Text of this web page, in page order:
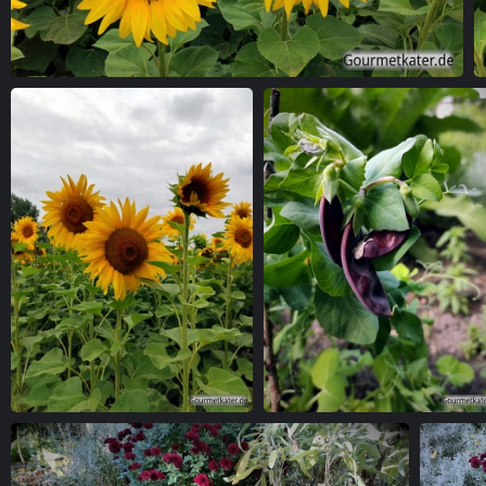
Sonnenblume
Sonnenblume Buschbohne